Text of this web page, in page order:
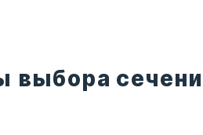
выбора